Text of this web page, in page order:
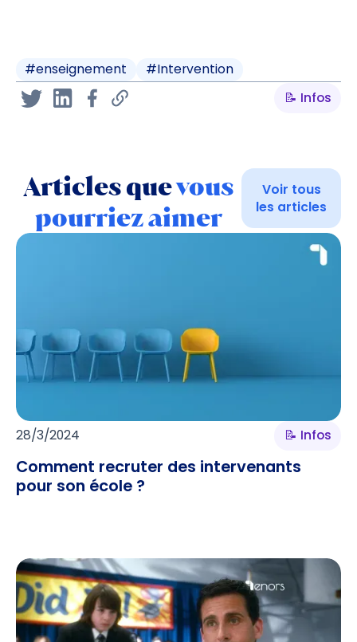
#enseignement #Intervention
📝 Infos
Articles quevous
pourriez aimer
Voir tous
les articles
28/3/2024 📝 Infos
Comment recruter des intervenants
pour son école ?